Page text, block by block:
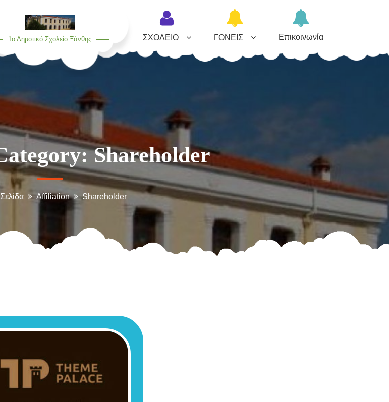
1ο Δημοτικό Σχολείο Ξάνθης ΣΧΟΛΕΙΟ ΓΟΝΕΙΣ Επικοινωνία
Shareholder
Affiliation Shareholder